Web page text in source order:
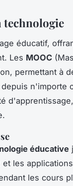
technologie
éducatif,
Les MOOC
permettant à
n'importe
éducative
les
les cours